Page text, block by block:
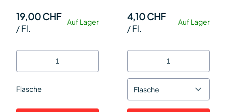
Auf Lager
19,00 CHF
/Fl.
Flasche
Auf Lager
4,10 CHF
/Fl.
Flasche